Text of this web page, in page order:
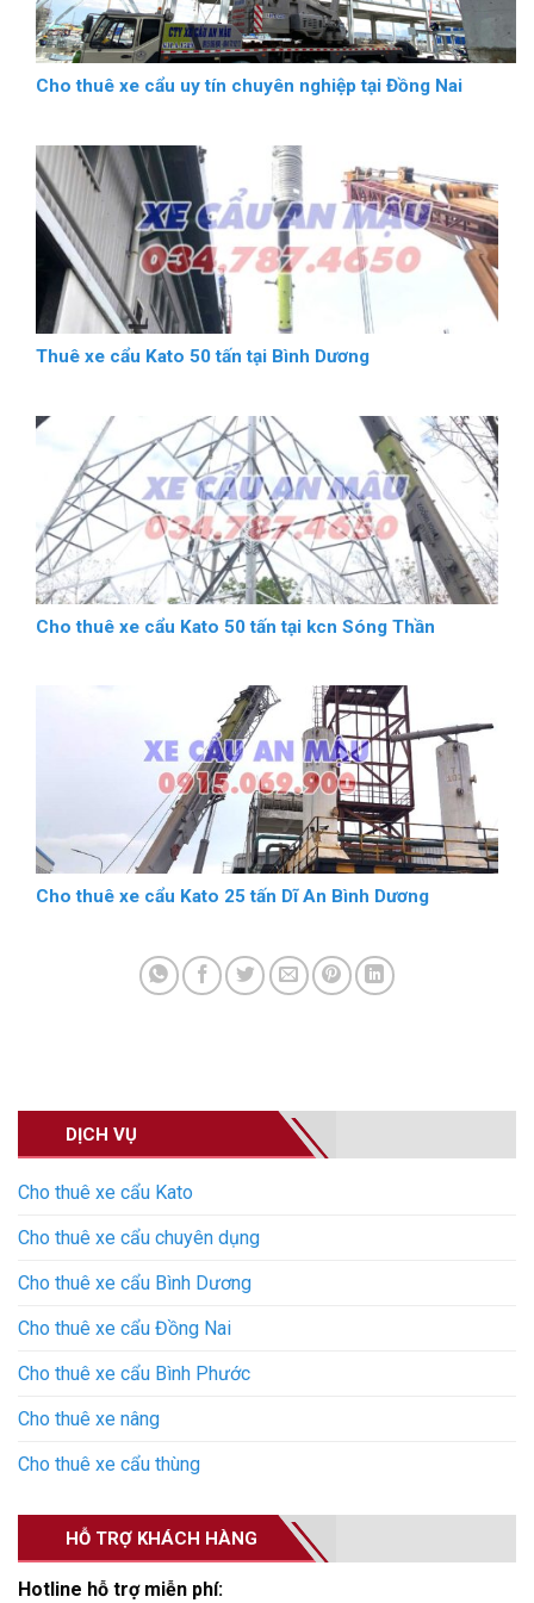
DỊCH VỤ
Cho thuê xe cẩu Kato
Cho thuê xe cẩu chuyên dụng
Cho thuê xe cẩu Bình Dương
Cho thuê xe cẩu Đồng Nai
Cho thuê xe cẩu Bình Phước
Cho thuê xe nâng
Cho thuê xe cẩu thùng
HỖ TRỢ KHÁCH HÀNG
Hotline hỗ trợ miễn phí:
Cho thuê xe cẩu uy tín chuyên nghiệp tại Đồng Nai
Thuê xe cẩu Kato 50 tấn tại Bình Dương
Cho thuê xe cẩu Kato 50 tấn tại kcn Sóng Thần
Cho thuê xe cẩu Kato 25 tấn Dĩ An Bình Dương